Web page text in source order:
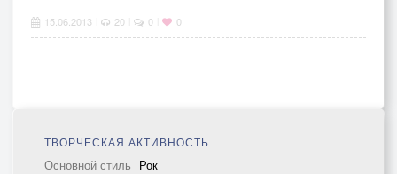
15.06.2013 20 0 0
ТВОРЧЕСКАЯ АКТИВНОСТЬ
Основной стиль Рок